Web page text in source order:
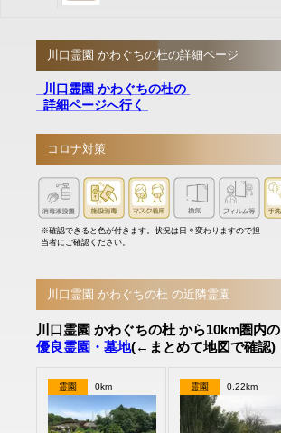
川口霊園 かわぐちの杜の詳細ページ
川口霊園 かわぐちの杜の
詳細ページへ行く
コロナ対策
※確認できると色が付きます。状況は日々変わりますので担
当者にご確認ください。
川口霊園 かわぐちの杜 の近隣霊園
川口霊園 かわぐちの杜 から10km圏内の
優良霊園・墓地(←まとめて地図で確認)
霊園 0km 霊園 0.22km